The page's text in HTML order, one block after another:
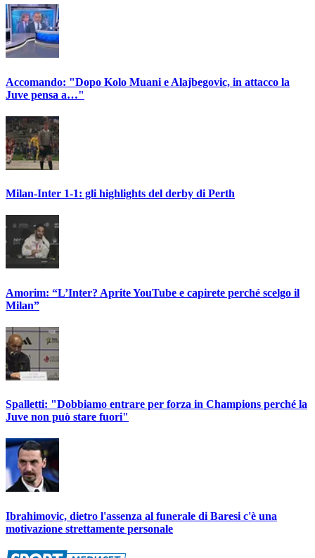
Accomando: "Dopo Kolo Muani e Alajbegovic, in attacco la
Juve pensa a…"
Milan-Inter 1-1: gli highlights del derby di Perth
Amorim: “L’Inter? Aprite YouTube e capirete perché scelgo il
Milan”
Spalletti: "Dobbiamo entrare per forza in Champions perché la
Juve non può stare fuori"
Ibrahimovic, dietro l'assenza al funerale di Baresi c'è una
motivazione strettamente personale